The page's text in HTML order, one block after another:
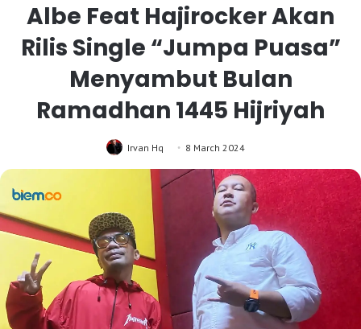
Albe Feat Hajirocker Akan
Rilis Single “Jumpa Puasa”
Menyambut Bulan
Ramadhan 1445 Hijriyah
Irvan Hq 8 March 2024